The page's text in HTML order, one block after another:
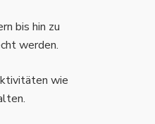
bis hin zu
werden.
wie